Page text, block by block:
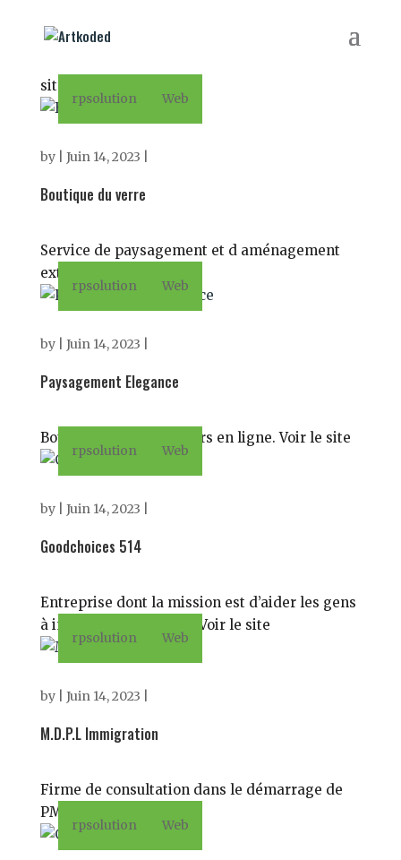
Boutique du verre
by
rpsolution
Juin 14, 2023
Web
site
Paysagement Elegance
by
rpsolution
Juin 14, 2023
Web
Service de paysagement et d aménagement
extérieur. Voir le site
Goodchoices 514
by
rpsolution
Juin 14, 2023
Web
Boutique d’articles divers en ligne. Voir le site
M.D.P.L Immigration
by
rpsolution
Juin 14, 2023
Web
Entreprise dont la mission est d’aider les gens
à immigrer au Canada. Voir le site
rpsolution Web
Firme de consultation dans le démarrage de
PME. Voir le site